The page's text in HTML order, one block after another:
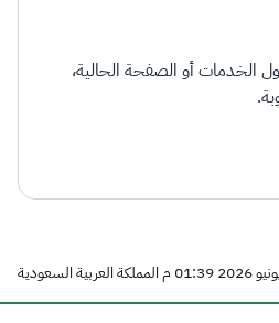
الخدمات أو الصفحة الحالية،